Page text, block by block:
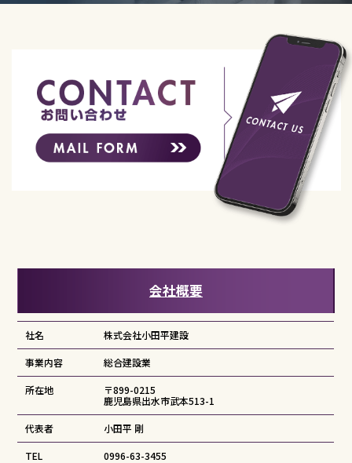
会社概要
社名 株式会社小田平建設
事業内容 総合建設業
所在地
〒899-0215
鹿児島県出水市武本513-1
代表者 小田平 剛
TEL 0996-63-3455